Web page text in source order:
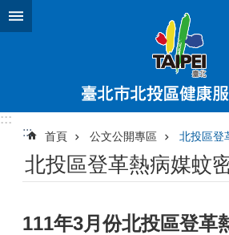
跳到主要內容區塊
:::
:::
首頁 公文公開專區 北投區登
北投區登革熱病媒蚊
111年3月份北投區登革